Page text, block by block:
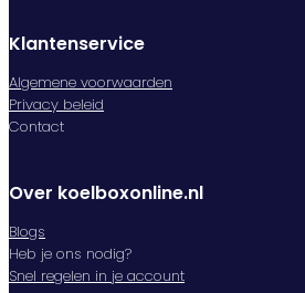
Klantenservice
Algemene voorwaarden
Privacy beleid
Contact
Over koelboxonline.nl
Blogs
Heb je ons nodig?
Snel regelen in je account